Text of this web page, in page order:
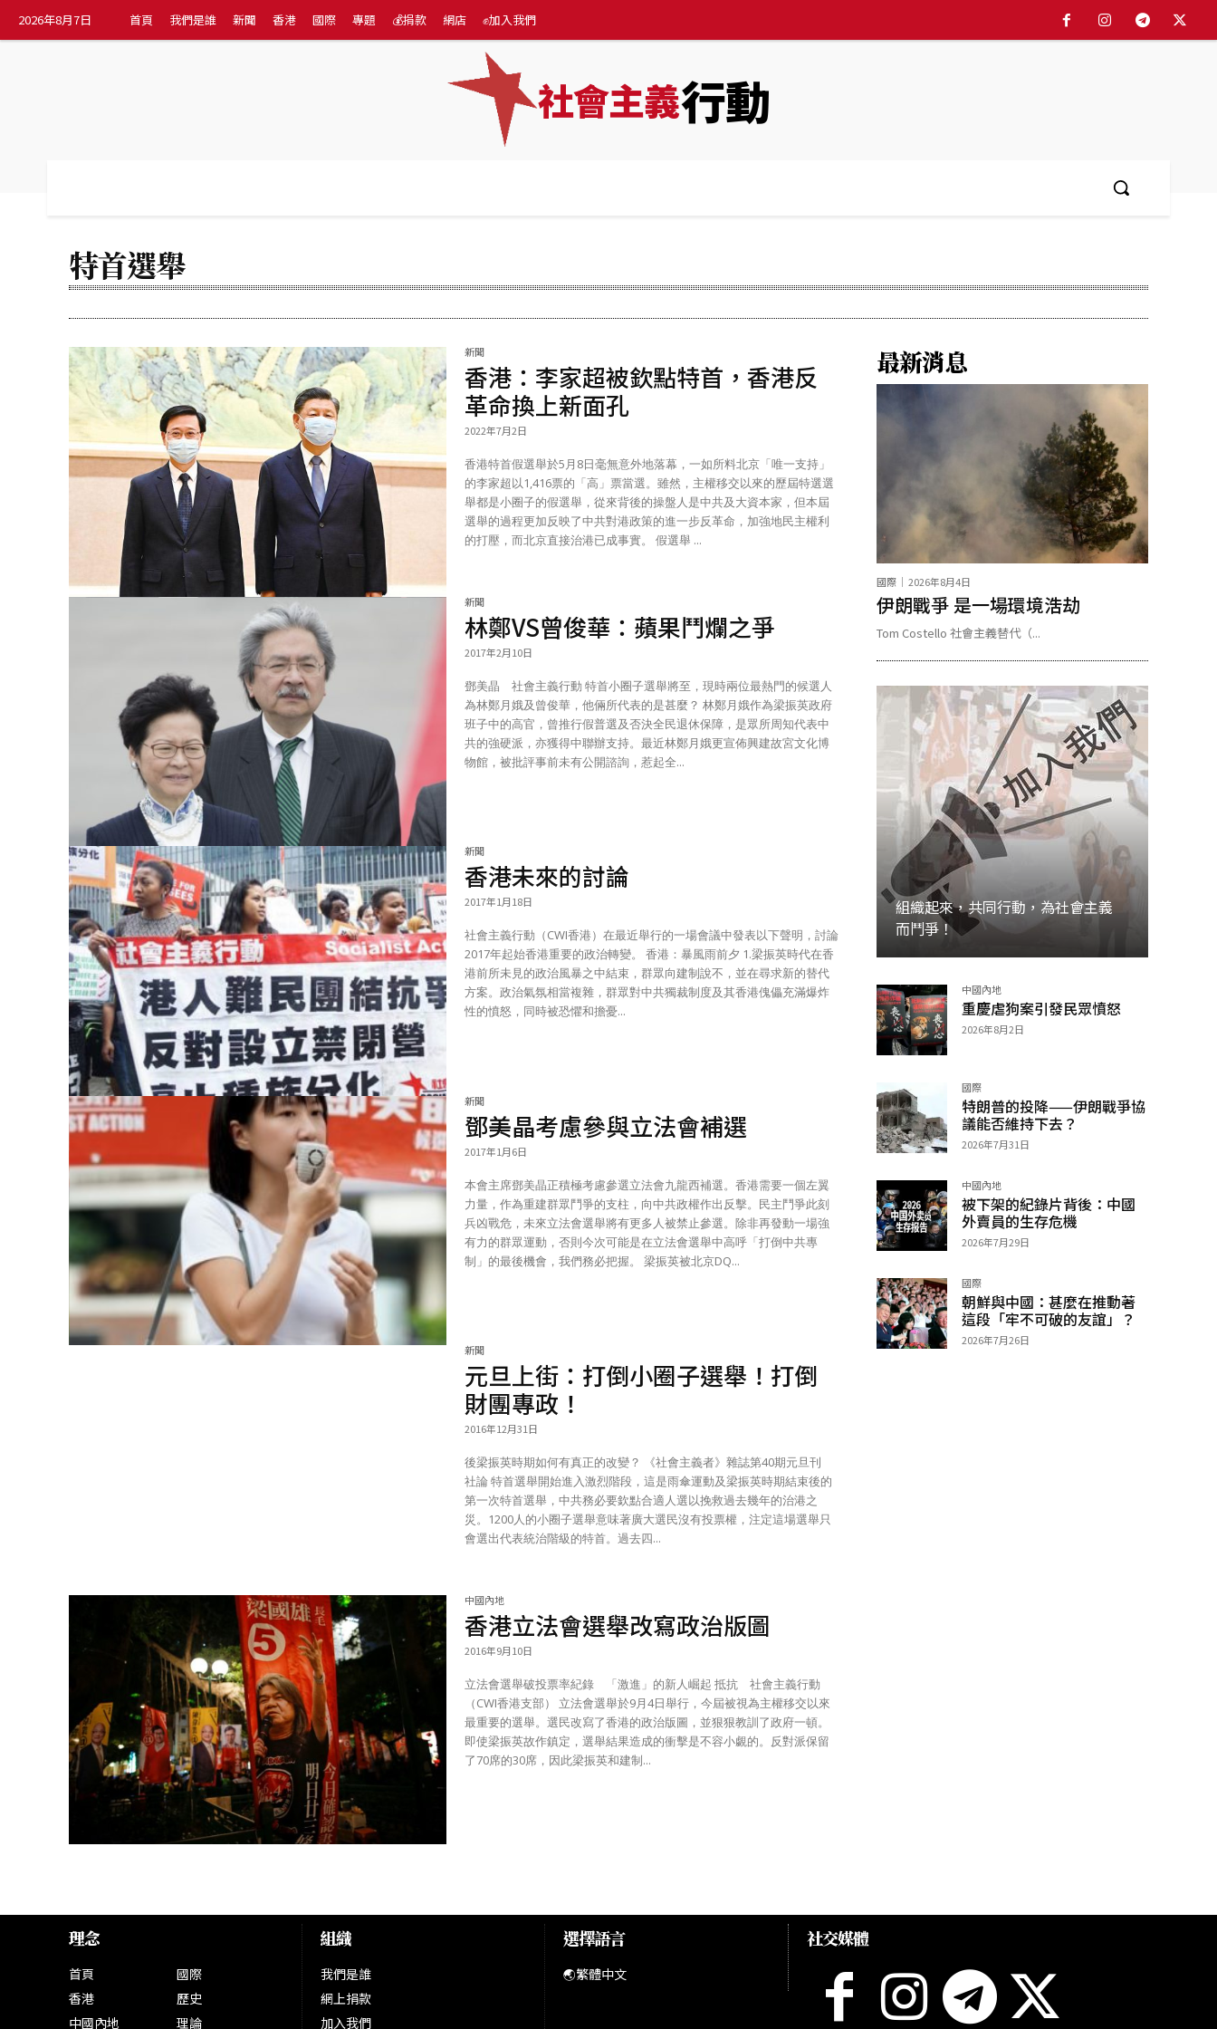
2026年8月7日 首頁 我們是誰 新聞 香港 國際 專題 💰捐款 網店 ✊加入我們
社會主義行動
特首選舉
新聞
香港：李家超被欽點特首，香港反
革命換上新面孔
2022年7月2日
香港特首假選舉於5月8日毫無意外地落幕，一如所料北京「唯一支持」
的李家超以1,416票的「高」票當選。雖然，主權移交以來的歷屆特選選
舉都是小圈子的假選舉，從來背後的操盤人是中共及大資本家，但本屆
選舉的過程更加反映了中共對港政策的進一步反革命，加強地民主權利
的打壓，而北京直接治港已成事實。 假選舉 ...
新聞
林鄭VS曾俊華：蘋果鬥爛之爭
2017年2月10日
鄧美晶 社會主義行動 特首小圈子選舉將至，現時兩位最熱門的候選人
為林鄭月娥及曾俊華，他倆所代表的是甚麼？ 林鄭月娥作為梁振英政府
班子中的高官，曾推行假普選及否決全民退休保障，是眾所周知代表中
共的強硬派，亦獲得中聯辦支持。最近林鄭月娥更宣佈興建故宮文化博
物館，被批評事前未有公開諮詢，惹起全...
新聞
香港未來的討論
2017年1月18日
社會主義行動（CWI香港）在最近舉行的一場會議中發表以下聲明，討論
2017年起始香港重要的政治轉變。 香港：暴風雨前夕 1.梁振英時代在香
港前所未見的政治風暴之中結束，群眾向建制說不，並在尋求新的替代
方案。政治氣氛相當複雜，群眾對中共獨裁制度及其香港傀儡充滿爆炸
性的憤怒，同時被恐懼和擔憂...
新聞
鄧美晶考慮參與立法會補選
2017年1月6日
本會主席鄧美晶正積極考慮參選立法會九龍西補選。香港需要一個左翼
力量，作為重建群眾鬥爭的支柱，向中共政權作出反擊。民主鬥爭此刻
兵凶戰危，未來立法會選舉將有更多人被禁止參選。除非再發動一場強
有力的群眾運動，否則今次可能是在立法會選舉中高呼「打倒中共專
制」的最後機會，我們務必把握。 梁振英被北京DQ...
新聞
元旦上街：打倒小圈子選舉！打倒
財團專政！
2016年12月31日
後梁振英時期如何有真正的改變？ 《社會主義者》雜誌第40期元旦刊
社論 特首選舉開始進入激烈階段，這是雨傘運動及梁振英時期結束後的
第一次特首選舉，中共務必要欽點合適人選以挽救過去幾年的治港之
災。1200人的小圈子選舉意味著廣大選民沒有投票權，注定這場選舉只
會選出代表統治階級的特首。過去四...
中國內地
香港立法會選舉改寫政治版圖
2016年9月10日
立法會選舉破投票率紀錄 「激進」的新人崛起 抵抗 社會主義行動
（CWI香港支部） 立法會選舉於9月4日舉行，今屆被視為主權移交以來
最重要的選舉。選民改寫了香港的政治版圖，並狠狠教訓了政府一頓。
即使梁振英故作鎮定，選舉結果造成的衝擊是不容小覷的。反對派保留
了70席的30席，因此梁振英和建制...
最新消息
國際 2026年8月4日
伊朗戰爭 是一場環境浩劫
Tom Costello 社會主義替代（...
組織起來，共同行動，為社會主義
而鬥爭！
加入 中國內地
重慶虐狗案引發民眾憤怒
2026年8月2日
國際
特朗普的投降——伊朗戰爭協
議能否維持下去？
2026年7月31日
中國內地
被下架的紀錄片背後：中國
外賣員的生存危機
2026年7月29日
國際
朝鮮與中國：甚麼在推動著
這段「牢不可破的友誼」？
2026年7月26日
理念
首頁
香港
中國內地
國際
歷史
理論
組織
我們是誰
網上捐款
加入我們
選擇語言
🌏繁體中文
社交媒體